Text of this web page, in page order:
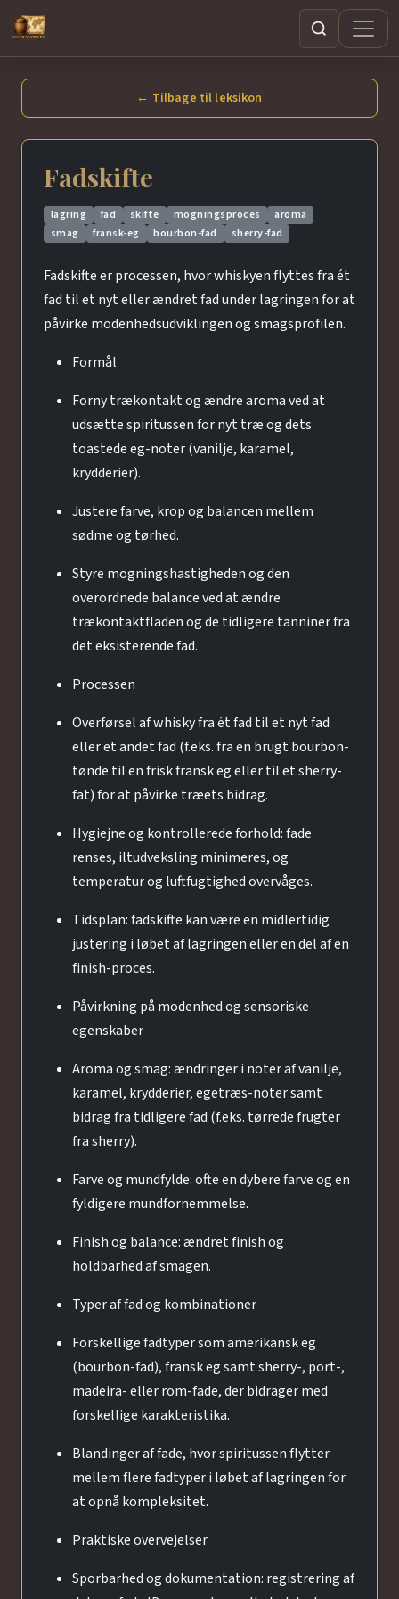
Søg
← Tilbage til leksikon
Fadskifte
lagring fad skifte mogningsproces
aroma
smag
fransk-eg bourbon-fad sherry-fad
Fadskifte er processen, hvor whiskyen flyttes fra ét
fad til et nyt eller ændret fad under lagringen for at
påvirke modenhedsudviklingen og smagsprofilen.
Formål
Forny trækontakt og ændre aroma ved at
udsætte spiritussen for nyt træ og dets
toastede eg-noter (vanilje, karamel,
krydderier).
Justere farve, krop og balancen mellem
sødme og tørhed.
Styre mogningshastigheden og den
overordnede balance ved at ændre
trækontaktfladen og de tidligere tanniner fra
det eksisterende fad.
Processen
Overførsel af whisky fra ét fad til et nyt fad
eller et andet fad (f.eks. fra en brugt bourbon-
tønde til en frisk fransk eg eller til et sherry-
fat) for at påvirke træets bidrag.
Hygiejne og kontrollerede forhold: fade
renses, iltudveksling minimeres, og
temperatur og luftfugtighed overvåges.
Tidsplan: fadskifte kan være en midlertidig
justering i løbet af lagringen eller en del af en
finish-proces.
Påvirkning på modenhed og sensoriske
egenskaber
Aroma og smag: ændringer i noter af vanilje,
karamel, krydderier, egetræs-noter samt
bidrag fra tidligere fad (f.eks. tørrede frugter
fra sherry).
Farve og mundfylde: ofte en dybere farve og en
fyldigere mundfornemmelse.
Finish og balance: ændret finish og
holdbarhed af smagen.
Typer af fad og kombinationer
Forskellige fadtyper som amerikansk eg
(bourbon-fad), fransk eg samt sherry-, port-,
madeira- eller rom-fade, der bidrager med
forskellige karakteristika.
Blandinger af fade, hvor spiritussen flytter
mellem flere fadtyper i løbet af lagringen for
at opnå kompleksitet.
Praktiske overvejelser
Sporbarhed og dokumentation: registrering af